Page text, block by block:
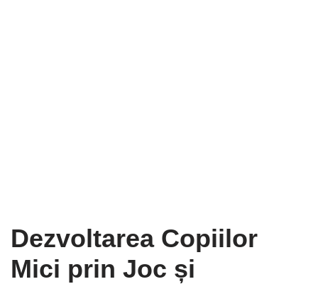
Dezvoltarea Copiilor
Mici prin Joc și